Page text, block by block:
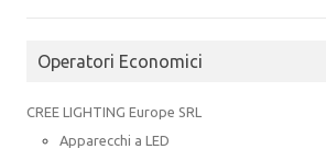
Operatori Economici
CREE LIGHTING Europe SRL
Apparecchi a LED